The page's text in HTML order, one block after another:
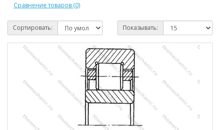
Сравнение товаров (0)
Сортировать: Показывать: